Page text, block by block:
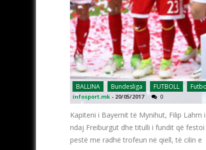
BALLINA Bundesliga FUTBOLL
infosport.mk - 20/05/2017 0
Kapiteni i Bayernit të Mynihut, Filip
ndaj Freiburgut dhe titulli i fundit që
pestë me radhë trofeun në qiell, të cilin e